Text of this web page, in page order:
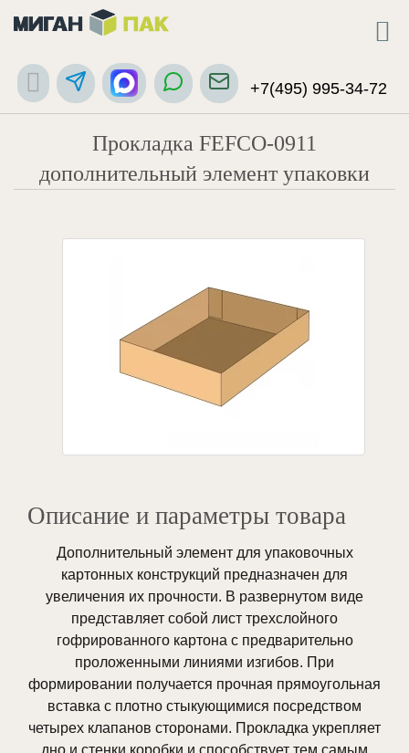
+7(495) 995-34-72
Прокладка FEFCO-0911
дополнительный элемент упаковки
Описание и параметры товара
Дополнительный элемент для упаковочных
картонных конструкций предназначен для
увеличения их прочности. В развернутом виде
представляет собой лист трехслойного
гофрированного картона с предварительно
проложенными линиями изгибов. При
формировании получается прочная прямоугольная
вставка с плотно стыкующимися посредством
четырех клапанов сторонами. Прокладка укрепляет